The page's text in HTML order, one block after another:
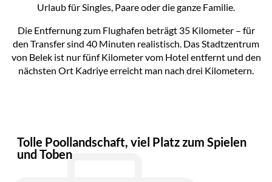
Urlaub für Singles, Paare oder die ganze Familie.
Die Entfernung zum Flughafen beträgt 35 Kilometer – für
den Transfer sind 40 Minuten realistisch. Das Stadtzentrum
von Belek ist nur fünf Kilometer vom Hotel entfernt und den
nächsten Ort Kadriye erreicht man nach drei Kilometern.
Tolle Poollandschaft, viel Platz zum Spielen
und Toben